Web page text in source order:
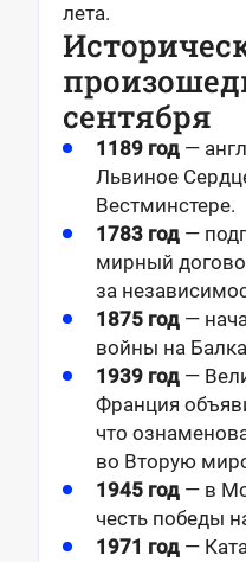
лета.
сентября
1189 год —
Львиное
Вестминстере.
1783 год —
мирный
за
1875 год —
войны на
1939 год —
Франция
что
во Вторую
1945 год — в
честь победы
1971 год —